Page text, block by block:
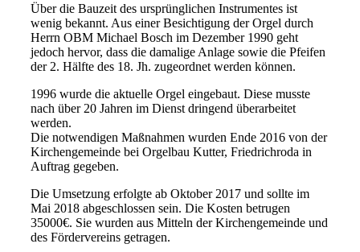
Über die Bauzeit des ursprünglichen Instrumentes ist
wenig bekannt. Aus einer Besichtigung der Orgel durch
Herrn OBM Michael Bosch im Dezember 1990 geht
jedoch hervor, dass die damalige Anlage sowie die Pfeifen
der 2. Hälfte des 18. Jh. zugeordnet werden können.
1996 wurde die aktuelle Orgel eingebaut. Diese musste
nach über 20 Jahren im Dienst dringend überarbeitet
werden.
Die notwendigen Maßnahmen wurden Ende 2016 von der
Kirchengemeinde bei Orgelbau Kutter, Friedrichroda in
Auftrag gegeben.
Die Umsetzung erfolgte ab Oktober 2017 und sollte im
Mai 2018 abgeschlossen sein. Die Kosten betrugen
35000€. Sie wurden aus Mitteln der Kirchengemeinde und
des Fördervereins getragen.